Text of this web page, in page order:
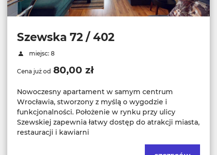
Szewska 72 / 402
miejsc: 8
Cena już od 80,00 zł
Nowoczesny apartament w samym centrum
Wrocławia, stworzony z myślą o wygodzie i
funkcjonalności. Położenie w rynku przy ulicy
Szewskiej zapewnia łatwy dostęp do atrakcji miasta,
restauracji i kawiarni